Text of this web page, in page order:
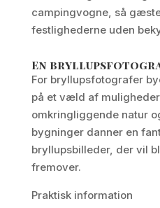
campingvogne, så
festlighederne uden
En
For bryllupsfotografer
på et væld af
omkringliggende natur
bygninger danner en
bryllupsbilleder, der vil
fremover.
Praktisk information